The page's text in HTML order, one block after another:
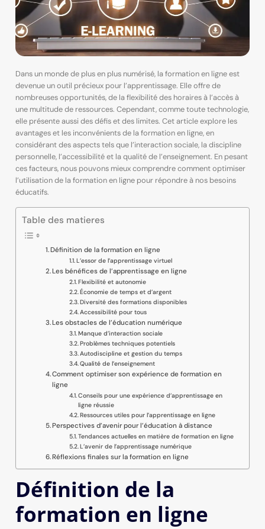
Dans un monde de plus en plus numérisé, la formation en ligne est
devenue un outil précieux pour l’apprentissage. Elle offre de
nombreuses opportunités, de la flexibilité des horaires à l’accès à
une multitude de ressources. Cependant, comme toute technologie,
elle présente aussi des défis et des limites. Cet article explore les
avantages et les inconvénients de la formation en ligne, en
considérant des aspects tels que l’interaction sociale, la discipline
personnelle, l’accessibilité et la qualité de l’enseignement. En pesant
ces facteurs, nous pouvons mieux comprendre comment optimiser
l’utilisation de la formation en ligne pour répondre à nos besoins
éducatifs.
Table des matieres
Définition de la formation en ligne
L’essor de l’apprentissage virtuel
Les bénéfices de l’apprentissage en ligne
Flexibilité et autonomie
Économie de temps et d’argent
Diversité des formations disponibles
Accessibilité pour tous
Les obstacles de l’éducation numérique
Manque d’interaction sociale
Problèmes techniques potentiels
Autodiscipline et gestion du temps
Qualité de l’enseignement
Comment optimiser son expérience de formation en
ligne
Conseils pour une expérience d’apprentissage en
ligne réussie
Ressources utiles pour l’apprentissage en ligne
Perspectives d’avenir pour l’éducation à distance
Tendances actuelles en matière de formation en ligne
L’avenir de l’apprentissage numérique
Réflexions finales sur la formation en ligne
Définition de la
formation en ligne